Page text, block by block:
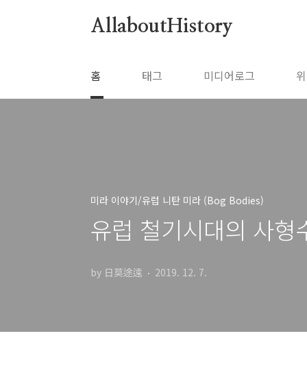
AllaboutHistory
홈 태그 미디어로그
미라 이야기/유럽 니탄 미라 (Bog Bodies)
유럽 철기시대의 사형
by 日莫途遠 2019. 12. 7.